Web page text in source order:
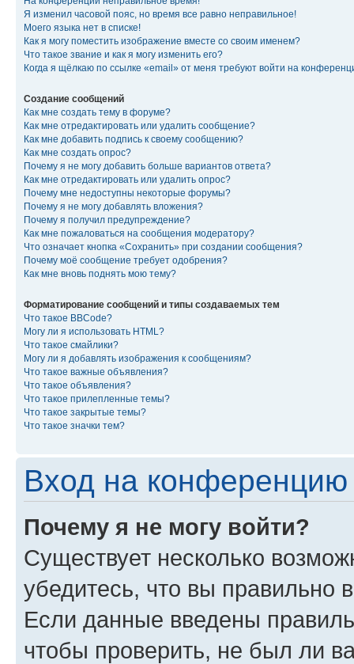
Я изменил часовой пояс, но время все равно неправильное!
Моего языка нет в списке!
Как я могу поместить изображение вместе со своим именем?
Что такое звание и как я могу изменить его?
Когда я щёлкаю по ссылке «email» от меня требуют войти на
Создание сообщений
Как мне создать тему в форуме?
Как мне отредактировать или удалить сообщение?
Как мне добавить подпись к своему сообщению?
Как мне создать опрос?
Почему я не могу добавить больше вариантов ответа?
Как мне отредактировать или удалить опрос?
Почему мне недоступны некоторые форумы?
Почему я не могу добавлять вложения?
Почему я получил предупреждение?
Как мне пожаловаться на сообщения модератору?
Что означает кнопка «Сохранить» при создании сообщения?
Почему моё сообщение требует одобрения?
Как мне вновь поднять мою тему?
Форматирование сообщений и типы создаваемых тем
Что такое BBCode?
Могу ли я использовать HTML?
Что такое смайлики?
Могу ли я добавлять изображения к сообщениям?
Что такое важные объявления?
Что такое объявления?
Что такое прилепленные темы?
Что такое закрытые темы?
Что такое значки тем?
Вход на конференцию
Почему я не могу войти?
Существует несколько
убедитесь, что вы правильно
Если данные введены
чтобы проверить, не был ли